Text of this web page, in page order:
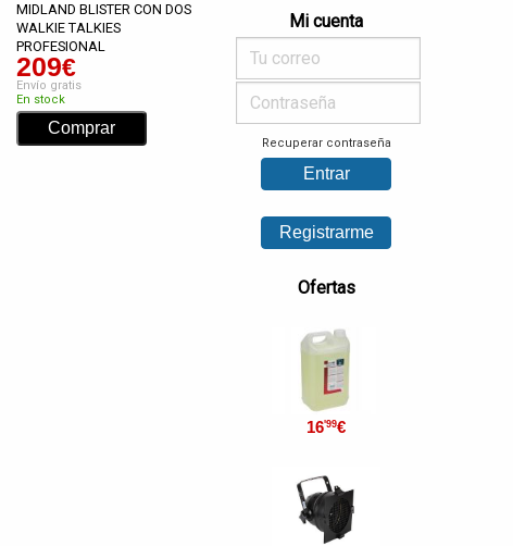
MIDLAND BLISTER CON DOS
WALKIE TALKIES
PROFESIONAL
209€
Envío gratis
En stock
Mi cuenta
Recuperar contraseña
Ofertas
16'99€